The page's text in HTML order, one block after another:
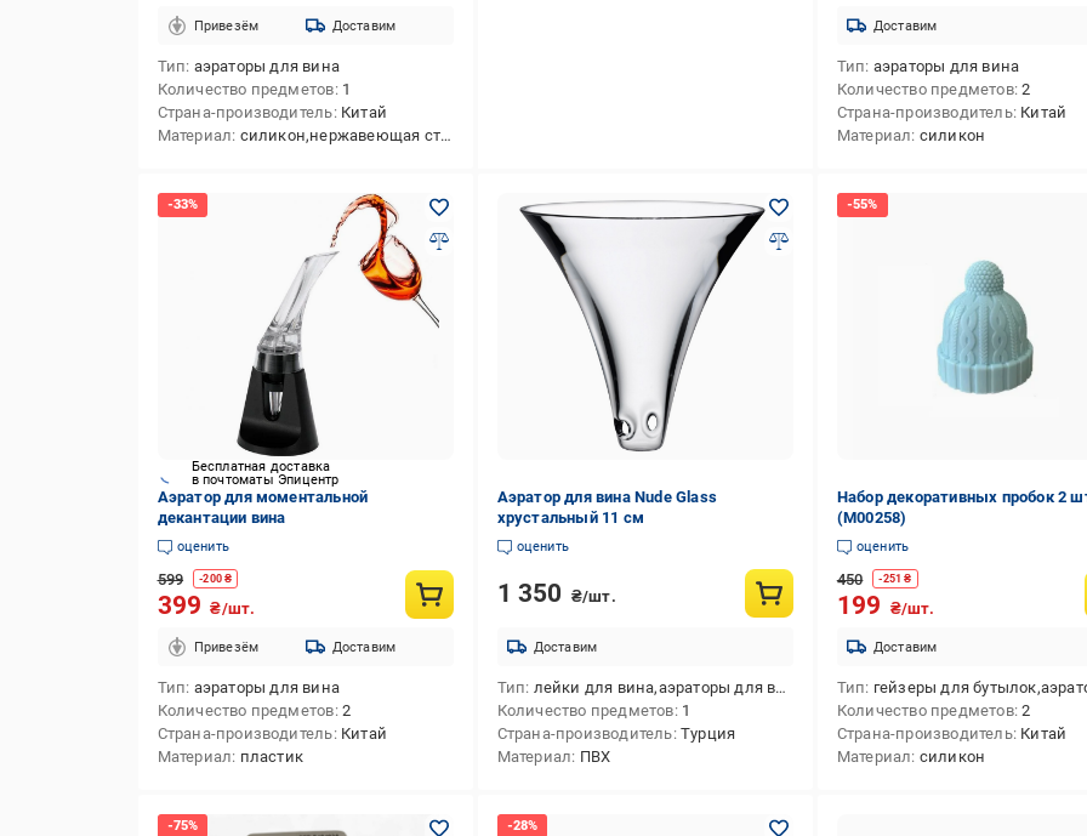
Привезём Доставим
Тип аэраторы для вина
Количество предметов 1
Страна-производитель Китай
Материал силикон,нержавеющая сталь
Доставим
Тип аэраторы для вина
Количество предметов 2
Страна-производитель Китай
Материал силикон
Бесплатная доставка
в почтоматы Эпицентр
Аэратор для моментальной
декантации вина
оценить
599 -200₴
399 ₴/шт.
Привезём Доставим
Тип аэраторы для вина
Количество предметов 2
Страна-производитель Китай
Материал пластик
Аэратор для вина Nude Glass
хрустальный 11 см
оценить
1 350 ₴/шт.
Доставим
Тип лейки для вина,аэраторы для вина
Количество предметов 1
Страна-производитель Турция
Материал ПВХ
Набор декоративных пробок 2
(M00258)
оценить
450 -251 ₴
199 ₴/шт.
Доставим
Тип гейзеры для бутылок,аэраторы для вина,вакуумные
Количество предметов 2
Страна-производитель Китай
Материал силикон